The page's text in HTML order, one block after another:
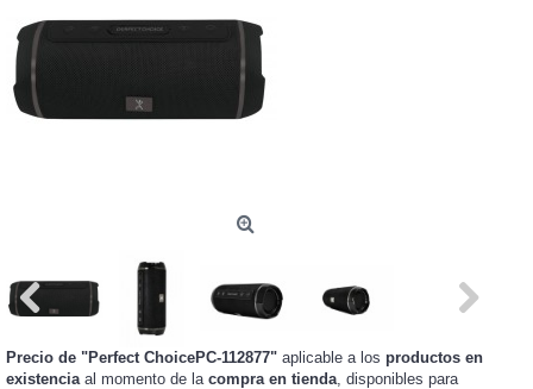
Precio de "Perfect ChoicePC-112877" aplicable a los productos en
existencia al momento de la compra en tienda , disponibles para